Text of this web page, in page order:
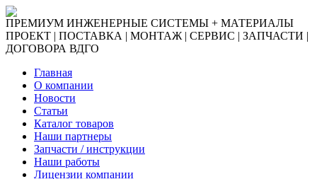
ПРЕМИУМ ИНЖЕНЕРНЫЕ СИСТЕМЫ + МАТЕРИАЛЫ
ПРОЕКТ | ПОСТАВКА | МОНТАЖ | СЕРВИС | ЗАПЧАСТИ |
ДОГОВОРА ВДГО
Главная
О компании
Новости
Статьи
Каталог товаров
Наши партнеры
Запчасти / инструкции
Наши работы
Лицензии компании